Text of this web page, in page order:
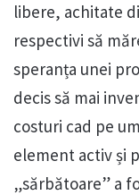
libere, achitate
respectivi să
speranța unei
decis să mai
costuri cad pe
element activ și
„sărbătoare” a